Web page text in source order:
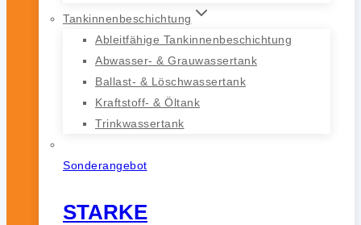
Tankinnenbeschichtung
Ableitfähige Tankinnenbeschichtung
Abwasser- & Grauwassertank
Ballast- & Löschwassertank
Kraftstoff- & Öltank
Trinkwassertank
Sonderangebot
STARKE